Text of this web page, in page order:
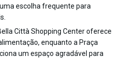
escolha frequente para
Città Shopping Center oferece
enquanto a Praça
um espaço agradável para